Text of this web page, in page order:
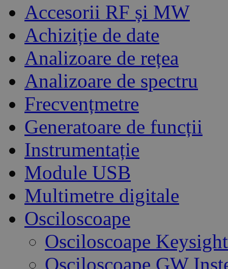
Accesorii RF și MW
Achiziție de date
Analizoare de rețea
Analizoare de spectru
Frecvențmetre
Generatoare de funcții
Instrumentație
Module USB
Multimetre digitale
Osciloscoape
Osciloscoape Keysight
Osciloscoape GW